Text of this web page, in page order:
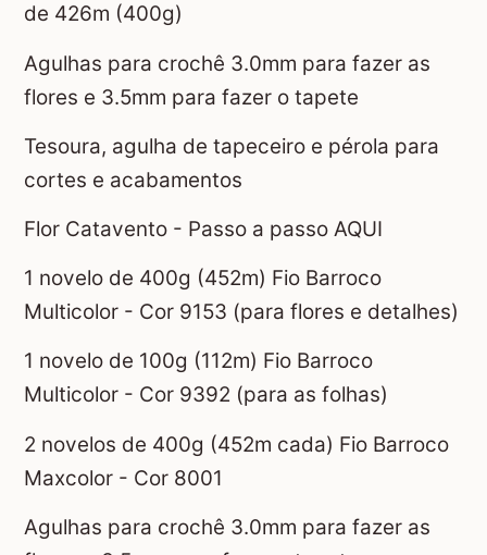
de 426m (400g)
Agulhas para crochê 3.0mm para fazer as
flores e 3.5mm para fazer o tapete
Tesoura, agulha de tapeceiro e pérola para
cortes e acabamentos
Flor Catavento - Passo a passo AQUI
1 novelo de 400g (452m) Fio Barroco
Multicolor - Cor 9153 (para flores e detalhes)
1 novelo de 100g (112m) Fio Barroco
Multicolor - Cor 9392 (para as folhas)
2 novelos de 400g (452m cada) Fio Barroco
Maxcolor - Cor 8001
Agulhas para crochê 3.0mm para fazer as